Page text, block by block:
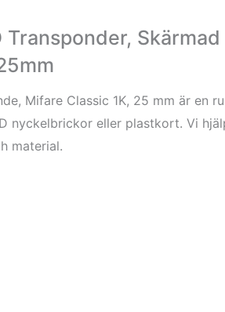
Transponder,
Mifare Classic 1K, 25 mm är en
nyckelbrickor eller plastkort. Vi
material.